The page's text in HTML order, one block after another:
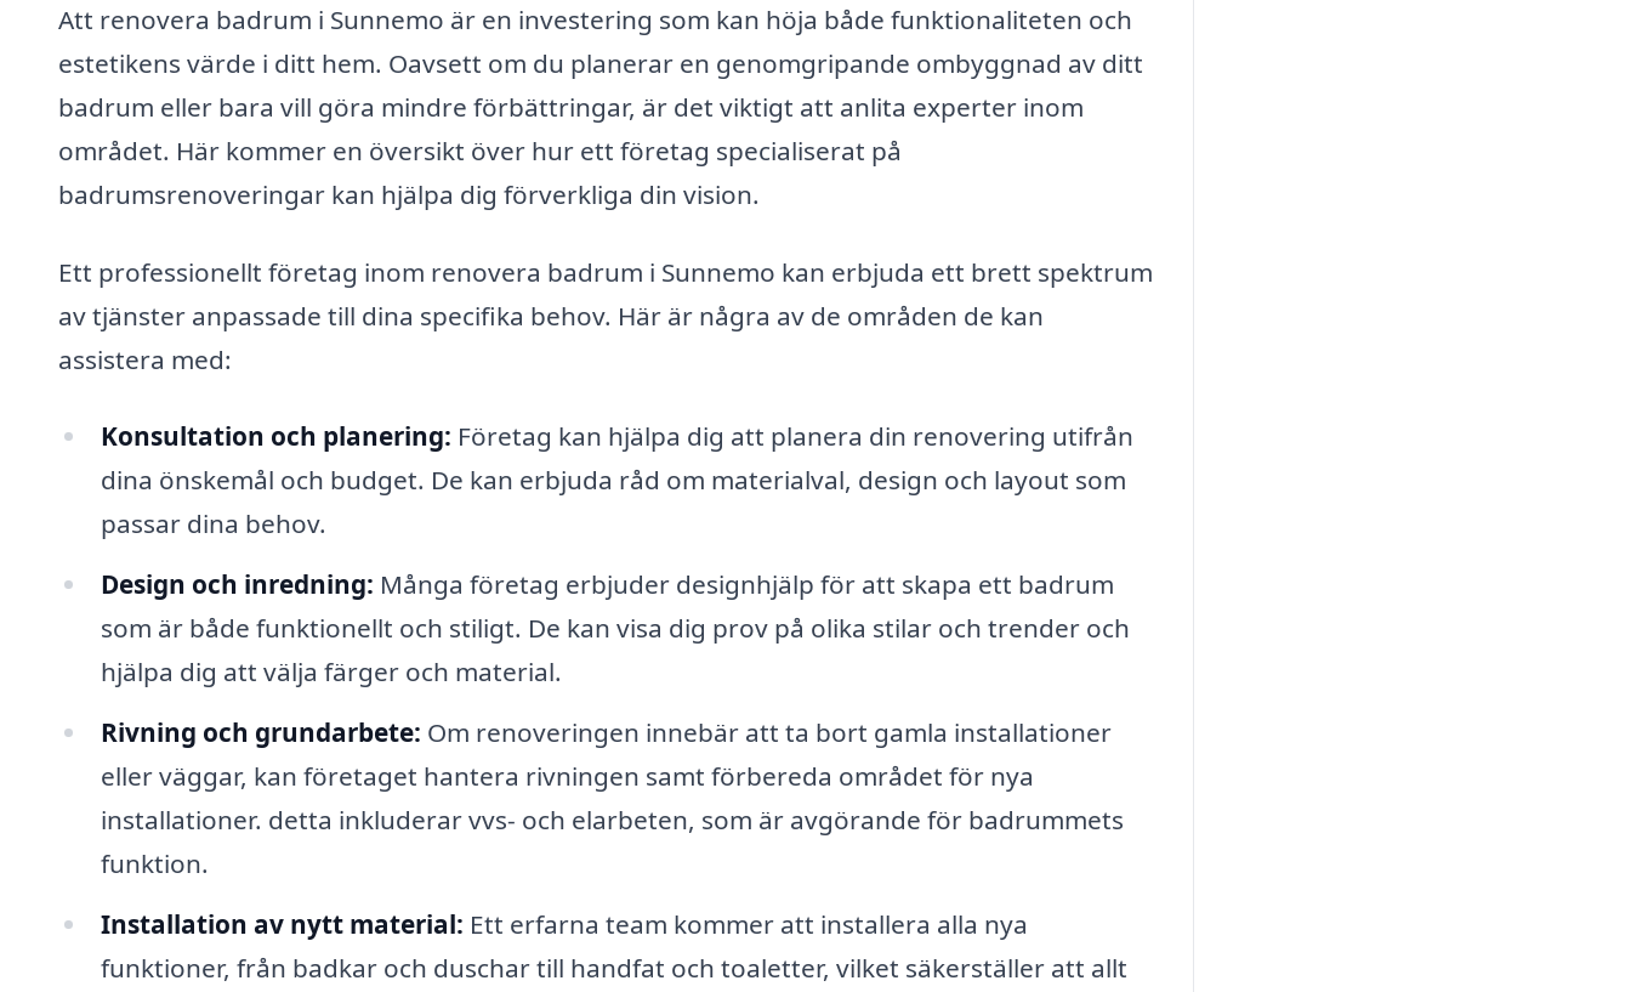
Att renovera badrum i Sunnemo är en investering som kan höja både funktionaliteten och
estetikens värde i ditt hem. Oavsett om du planerar en genomgripande ombyggnad av ditt
badrum eller bara vill göra mindre förbättringar, är det viktigt att anlita experter inom
området. Här kommer en översikt över hur ett företag specialiserat på
badrumsrenoveringar kan hjälpa dig förverkliga din vision.
Ett professionellt företag inom renovera badrum i Sunnemo kan erbjuda ett brett spektrum
av tjänster anpassade till dina specifika behov. Här är några av de områden de kan
assistera med:
Konsultation och planering: Företag kan hjälpa dig att planera din renovering utifrån
dina önskemål och budget. De kan erbjuda råd om materialval, design och layout som
passar dina behov.
Design och inredning: Många företag erbjuder designhjälp för att skapa ett badrum
som är både funktionellt och stiligt. De kan visa dig prov på olika stilar och trender och
hjälpa dig att välja färger och material.
Rivning och grundarbete: Om renoveringen innebär att ta bort gamla installationer
eller väggar, kan företaget hantera rivningen samt förbereda området för nya
installationer. detta inkluderar vvs- och elarbeten, som är avgörande för badrummets
funktion.
Installation av nytt material: Ett erfarna team kommer att installera alla nya
funktioner, från badkar och duschar till handfat och toaletter, vilket säkerställer att allt